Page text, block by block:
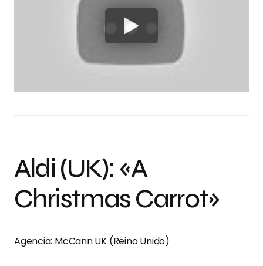
Aldi (UK): «A
Christmas Carrot»
Agencia: McCann UK (Reino Unido)